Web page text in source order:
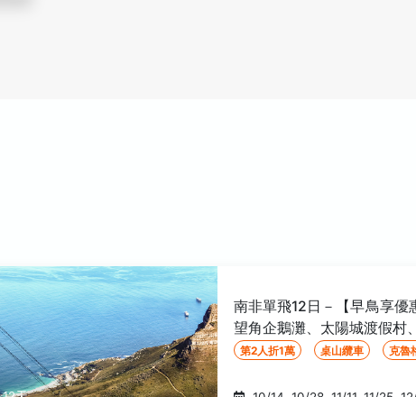
南非單飛12日－【早鳥享
望角企鵝灘、太陽城渡假村
第2人折1萬 桌山纜車 克魯